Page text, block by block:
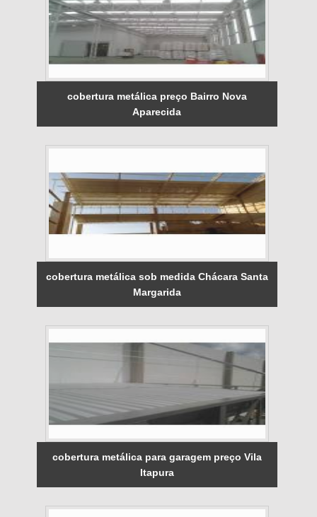
cobertura metálica preço Bairro Nova
Aparecida
cobertura metálica sob medida Chácara Santa
Margarida
cobertura metálica para garagem preço Vila
Itapura